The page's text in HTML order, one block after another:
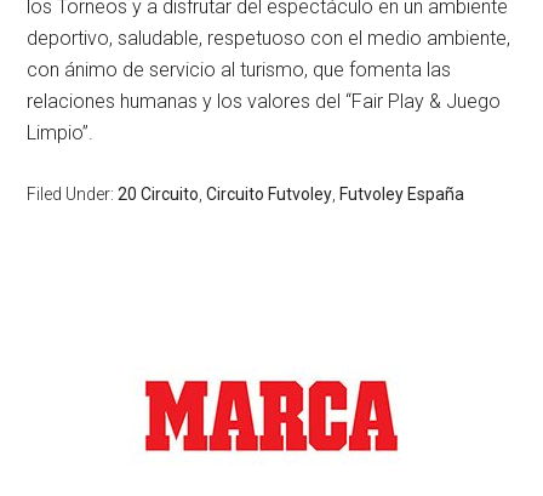
los Torneos y a disfrutar del espectáculo en un ambiente
deportivo, saludable, respetuoso con el medio ambiente,
con ánimo de servicio al turismo, que fomenta las
relaciones humanas y los valores del “Fair Play & Juego
Limpio”.
Filed Under:20 Circuito ,Circuito Futvoley Futvoley España